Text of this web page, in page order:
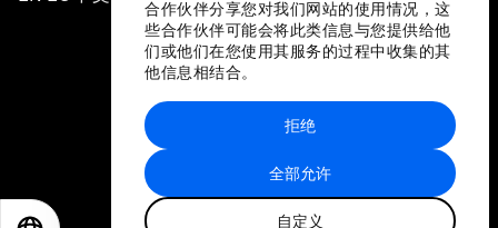
合作伙伴分享您对我们网站的使用情况，这
些合作伙伴可能会将此类信息与您提供给他
们或他们在您使用其服务的过程中收集的其
他信息相结合。
全部允许
自定义
拒绝
站点地图